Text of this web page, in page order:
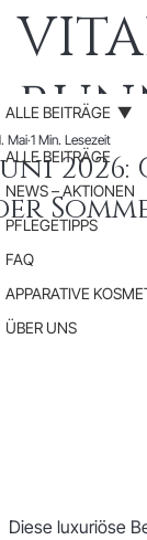
N
al
ALLE BEITRÄGE
NEWS – AKTIONEN
PFLEGETIPPS
FAQ
APPARATIVE
ÜBER UNS
ALLE BEITRÄGE
2026:
Mai 1 Min. Lesezeit
Diese luxuriöse